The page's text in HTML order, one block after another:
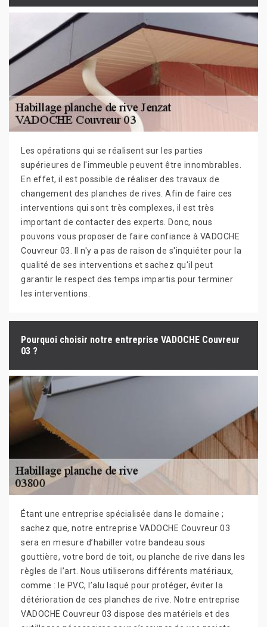
Les opérations qui se réalisent sur les parties
supérieures de l'immeuble peuvent être innombrables.
En effet, il est possible de réaliser des travaux de
changement des planches de rives. Afin de faire ces
interventions qui sont très complexes, il est très
important de contacter des experts. Donc, nous
pouvons vous proposer de faire confiance à VADOCHE
Couvreur 03. Il n'y a pas de raison de s'inquiéter pour la
qualité de ses interventions et sachez qu'il peut
garantir le respect des temps impartis pour terminer
les interventions.
Pourquoi choisir notre entreprise VADOCHE Couvreur
03 ?
Étant une entreprise spécialisée dans le domaine ;
sachez que, notre entreprise VADOCHE Couvreur 03
sera en mesure d’habiller votre bandeau sous
gouttière, votre bord de toit, ou planche de rive dans les
règles de l’art. Nous utiliserons différents matériaux,
comme : le PVC, l’alu laqué pour protéger, éviter la
détérioration de ces planches de rive. Notre entreprise
VADOCHE Couvreur 03 dispose des matériels et des